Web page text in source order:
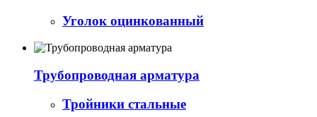
Уголок оцинкованный
Трубопроводная арматура
Тройники стальные